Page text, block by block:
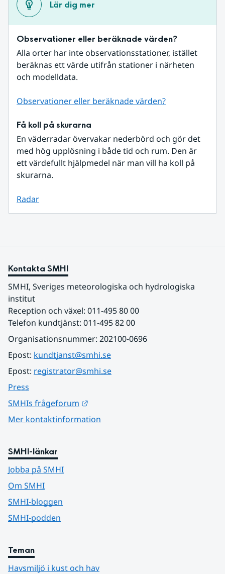
Lär dig mer
Observationer eller beräknade värden?
Alla orter har inte observationsstationer, istället
beräknas ett värde utifrån stationer i närheten
och modelldata.
Observationer eller beräknade värden?
Få koll på skurarna
En väderradar övervakar nederbörd och gör det
med hög upplösning i både tid och rum. Den är
ett värdefullt hjälpmedel när man vill ha koll på
skurarna.
Radar
Kontakta SMHI
SMHI, Sveriges meteorologiska och hydrologiska
institut
Reception och växel: 011-495 80 00
Telefon kundtjänst: 011-495 82 00
Organisationsnummer: 202100-0696
Epost: kundtjanst@smhi.se
Epost: registrator@smhi.se
Press
SMHIs frågeforum
Mer kontaktinformation
SMHI-länkar
Jobba på SMHI
Om SMHI
SMHI-bloggen
SMHI-podden
Teman
Havsmiljö i kust och hav